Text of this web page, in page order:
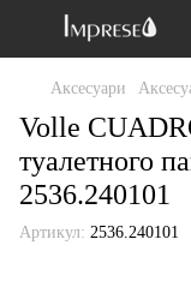
Аксесуари
Volle
туалетного
2536.240101
Артикул: 2536.240101